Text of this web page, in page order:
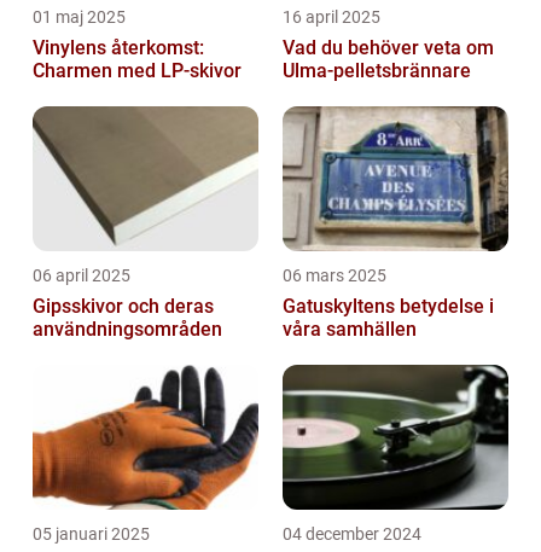
01 maj 2025
Vinylens återkomst:
Charmen med LP-skivor
16 april 2025
Vad du behöver veta om
Ulma-pelletsbrännare
06 april 2025
Gipsskivor och deras
användningsområden
06 mars 2025
Gatuskyltens betydelse i
våra samhällen
05 januari 2025 04 december 2024